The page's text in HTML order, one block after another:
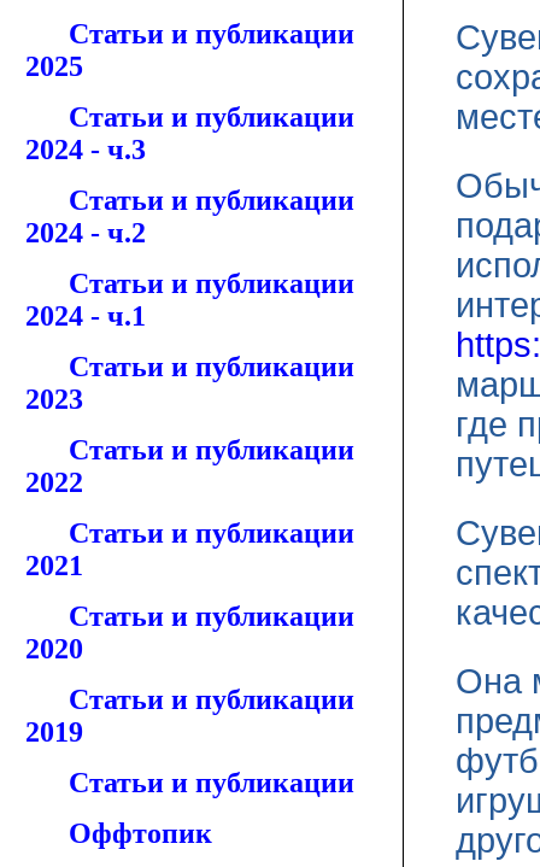
Статьи и публикации
2025
Статьи и публикации
2024 - ч.3
Статьи и публикации
2024 - ч.2
Статьи и публикации
2024 - ч.1
Статьи и публикации
2023
Статьи и публикации
2022
Статьи и публикации
2021
Статьи и публикации
2020
Статьи и публикации
2019
Статьи и публикации
Оффтопик
где
Она